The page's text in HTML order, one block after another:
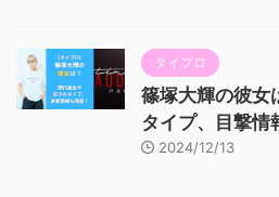
タイプロ
篠塚大輝の彼女
タイプ、目撃情
2024/12/13